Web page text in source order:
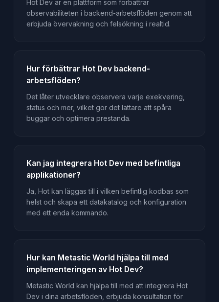
Hot Dev är en plattform som förbättrar
observabiliteten i backend-arbetsflöden genom att
erbjuda övervakning och felsökning i realtid.
Hur förbättrar Hot Dev backend-
arbetsflöden?
Det låter utvecklare observera varje exekvering,
status och mer, vilket gör det lättare att spåra
buggar och optimera prestanda.
Kan jag integrera Hot Dev med befintliga
applikationer?
Ja, Hot kan läggas till i vilken befintlig kodbas som
helst och skapa ett datakatalog och konfiguration
med ett enda kommando.
Hur kan Metastic World hjälpa till med
implementeringen av Hot Dev?
Metastic World kan hjälpa till med att integrera Hot
Dev i dina arbetsflöden, erbjuda konsultation för